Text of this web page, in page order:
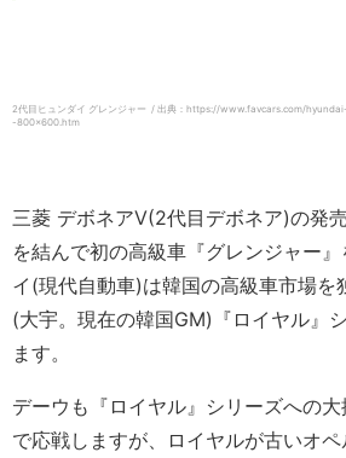
2代目ヒュンダイ グレンジャー / 出典：https://www.favcars.com/
-800×600.htm
三菱 デボネアV(2代目デボネア)の発
を結んで初の高級車『グレンジャー
イ(現代自動車)は韓国の高級車市場を
(大宇。現在の韓国GM)『ロイヤル』
ます。
デーウも『ロイヤル』シリーズへの
で応戦しますが、ロイヤルが古いオ